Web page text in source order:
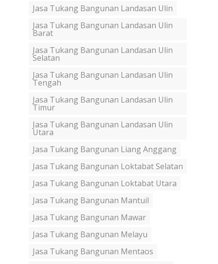
Jasa Tukang Bangunan Landasan Ulin
Jasa Tukang Bangunan Landasan Ulin
Barat
Jasa Tukang Bangunan Landasan Ulin
Selatan
Jasa Tukang Bangunan Landasan Ulin
Tengah
Jasa Tukang Bangunan Landasan Ulin
Timur
Jasa Tukang Bangunan Landasan Ulin
Utara
Jasa Tukang Bangunan Liang Anggang
Jasa Tukang Bangunan Loktabat Selatan
Jasa Tukang Bangunan Loktabat Utara
Jasa Tukang Bangunan Mantuil
Jasa Tukang Bangunan Mawar
Jasa Tukang Bangunan Melayu
Jasa Tukang Bangunan Mentaos